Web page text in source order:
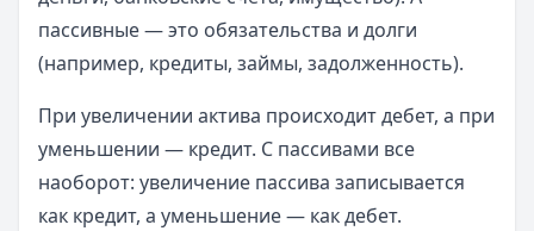
пассивные — это обязательства и долги
(например, кредиты, займы, задолженность).
При увеличении актива происходит дебет, а при
уменьшении — кредит. С пассивами все
наоборот: увеличение пассива записывается
как кредит, а уменьшение — как дебет.